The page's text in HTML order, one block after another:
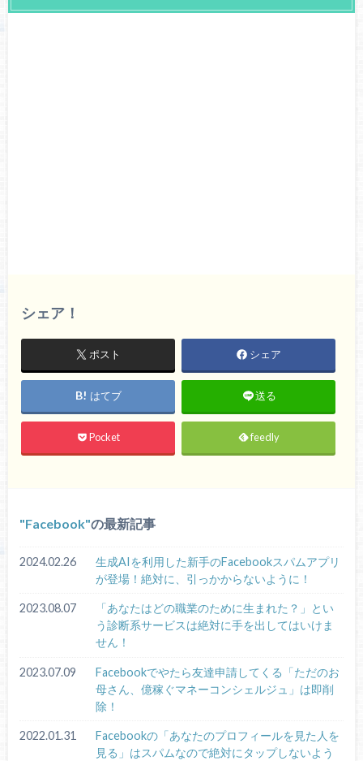
シェア！
ポスト シェア
はてブ 送る
Pocket feedly
Facebook の最新記事
2024.02.26
生成AIを利用した新手のFacebookスパムアプリ
が登場！絶対に、引っかからないように！
2023.08.07
「あなたはどの職業のために生まれた？」とい
う診断系サービスは絶対に手を出してはいけま
せん！
2023.07.09
Facebookでやたら友達申請してくる「ただのお
母さん、億稼ぐマネーコンシェルジュ」は即削
除！
2022.01.31
Facebookの「あなたのプロフィールを見た人を
見る」はスパムなので絶対にタップしないよう